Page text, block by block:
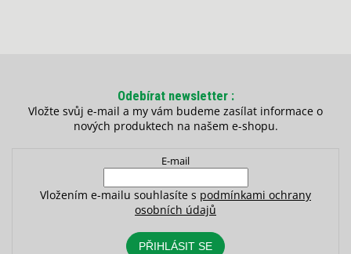
Odebírat newsletter
Vložte svůj e-mail a my vám budeme zasílat informace o
nových produktech na našem e-shopu.
E-mail
Vložením e-mailu souhlasíte s podmínkami ochrany
osobních údajů
PŘIHLÁSIT SE